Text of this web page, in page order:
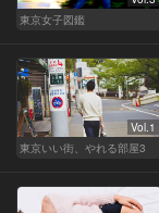
東京女子図鑑
Vol.1
東京いい街、やれる部屋3